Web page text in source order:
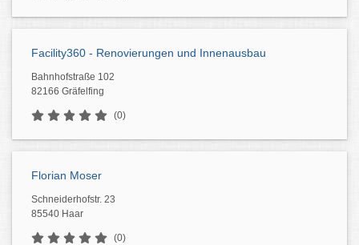
Facility360 - Renovierungen und Innenausbau
Bahnhofstraße 102
82166 Gräfelfing
(0)
Florian Moser
Schneiderhofstr. 23
85540 Haar
(0)